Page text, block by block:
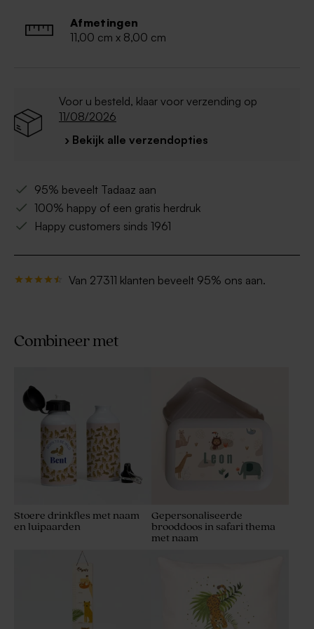
Afmetingen
11,00 cm x 8,00 cm
Voor u besteld, klaar voor verzending op
11/08/2026
› Bekijk alle verzendopties
95% beveelt Tadaaz aan
100% happy of een gratis herdruk
Happy customers sinds 1961
Van 27311 klanten beveelt 95% ons aan.
Combineer met
Stoere drinkfles met naam
en luipaarden
Gepersonaliseerde
brooddoos in safari thema
met naam